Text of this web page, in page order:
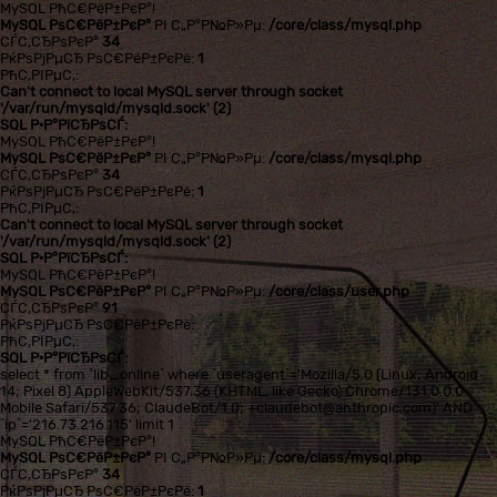
MySQL РћС€РёР±РєР°!
MySQL РѕС€РёР±РєР° РІ С„Р°Р№Р»Рµ: /core/class/mysql.php
СЃС‚СЂРѕРєР° 34
РќРѕРјРµСЂ РѕС€РёР±РєРё: 1
РћС‚РІРµС‚:
Can't connect to local MySQL server through socket
'/var/run/mysqld/mysqld.sock' (2)
SQL Р·Р°РїСЂРѕСЃ:
MySQL РћС€РёР±РєР°!
MySQL РѕС€РёР±РєР° РІ С„Р°Р№Р»Рµ: /core/class/mysql.php
СЃС‚СЂРѕРєР° 34
РќРѕРјРµСЂ РѕС€РёР±РєРё: 1
РћС‚РІРµС‚:
Can't connect to local MySQL server through socket
'/var/run/mysqld/mysqld.sock' (2)
SQL Р·Р°РїСЂРѕСЃ:
MySQL РћС€РёР±РєР°!
MySQL РѕС€РёР±РєР° РІ С„Р°Р№Р»Рµ: /core/class/user.php
СЃС‚СЂРѕРєР° 91
РќРѕРјРµСЂ РѕС€РёР±РєРё:
РћС‚РІРµС‚:
SQL Р·Р°РїСЂРѕСЃ:
select * from `lib_online` where `useragent`='Mozilla/5.0 (Linux; Android
14; Pixel 8) AppleWebKit/537.36 (KHTML, like Gecko) Chrome/131.0.0.0
Mobile Safari/537.36; ClaudeBot/1.0; +claudebot@anthropic.com)' AND
`ip`='216.73.216.115' limit 1
MySQL РћС€РёР±РєР°!
MySQL РѕС€РёР±РєР° РІ С„Р°Р№Р»Рµ:/core/class/mysql.php
СЃС‚СЂРѕРєР°34
РќРѕРјРµСЂ РѕС€РёР±РєРё: 1